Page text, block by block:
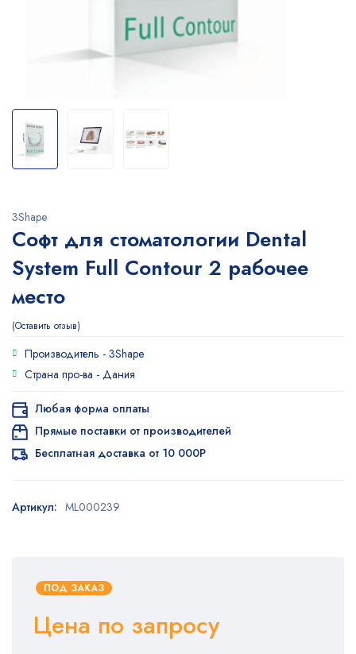
3Shape
Софт для стоматологии Dental
System Full Contour 2 рабочее
место
Оставить отзыв
Производитель - 3Shape
Страна про-ва - Дания
ПОД ЗАКАЗ
Цена по запросу
Любая форма оплаты
Прямые поставки от производителей
Бесплатная доставка от 10 000Р
Артикул: ML000239